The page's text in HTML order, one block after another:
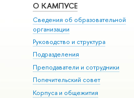
О КАМПУСЕ
Сведения об образовательной
организации
Руководство и структура
Подразделения
Преподаватели и сотрудники
Попечительский совет
Корпуса и общежития